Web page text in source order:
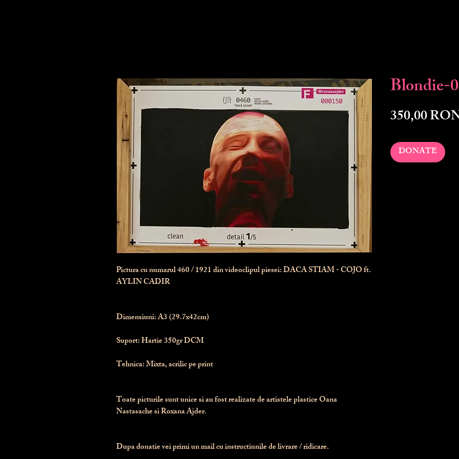
Pictura cu numarul460/ 1921 din videoclipul piesei: DACA STIAM - COJO ft.
AYLIN CADIR
Dimensiuni: A3 (29.7x42cm)
Suport: Hartie 350gr DCM
Tehnica: Mixta, acrilic pe print
Toate picturile sunt unice si au fost realizate de artistele plastice Oana
Nastasache si Roxana Ajder.
Dupa donatie vei primi un mail cu instructiunile de livrare / ridicare.
Blondie-
350,00
DONATE